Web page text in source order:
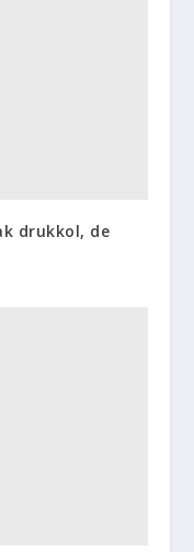
drukkol, de